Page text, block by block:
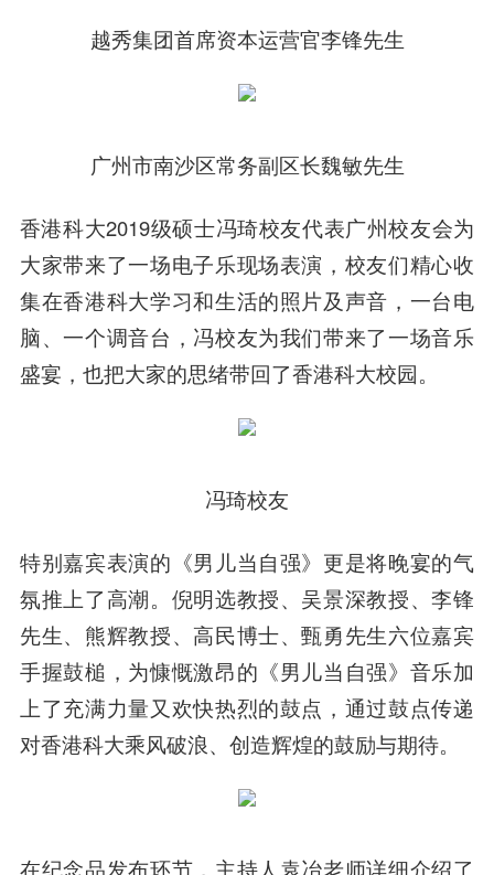
越秀集团首席资本运营官李锋先生
广州市南沙区常务副区长魏敏先生
香港科大2019级硕士冯琦校友代表广州校友会为
大家带来了一场电子乐现场表演，校友们精心收
集在香港科大学习和生活的照片及声音，一台电
脑、一个调音台，冯校友为我们带来了一场音乐
盛宴，也把大家的思绪带回了香港科大校园。
冯琦校友
特别嘉宾表演的《男儿当自强》更是将晚宴的气
氛推上了高潮。倪明选教授、吴景深教授、李锋
先生、熊辉教授、高民博士、甄勇先生六位嘉宾
手握鼓槌，为慷慨激昂的《男儿当自强》音乐加
上了充满力量又欢快热烈的鼓点，通过鼓点传递
对香港科大乘风破浪、创造辉煌的鼓励与期待。
在纪念品发布环节，主持人袁冶老师详细介绍了